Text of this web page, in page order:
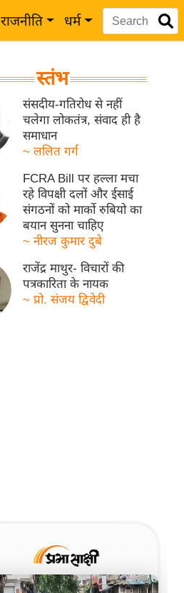
राजनीति धर्म
स्तंभ
संसदीय-गतिरोध से नहीं
चलेगा लोकतंत्र, संवाद ही है
समाधान
~ ललित गर्ग
FCRA Bill पर हल्ला मचा
रहे विपक्षी दलों और ईसाई
संगठनों को मार्को रुबियो का
बयान सुनना चाहिए
~ नीरज कुमार दुबे
राजेंद्र माथुर- विचारों की
पत्रकारिता के नायक
~ प्रो. संजय द्विवेदी